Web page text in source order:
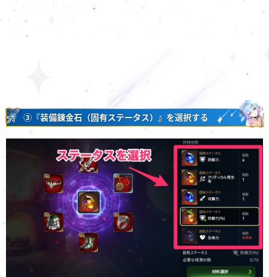
③『装備錬金石（固有ステータス）』を選択する